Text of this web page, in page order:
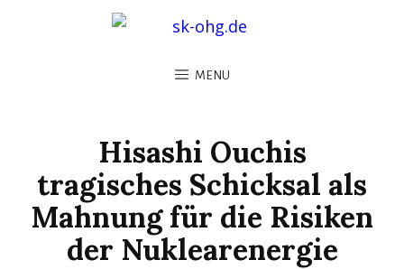
MENU
Hisashi Ouchis
tragisches Schicksal als
Mahnung für die Risiken
der Nuklearenergie